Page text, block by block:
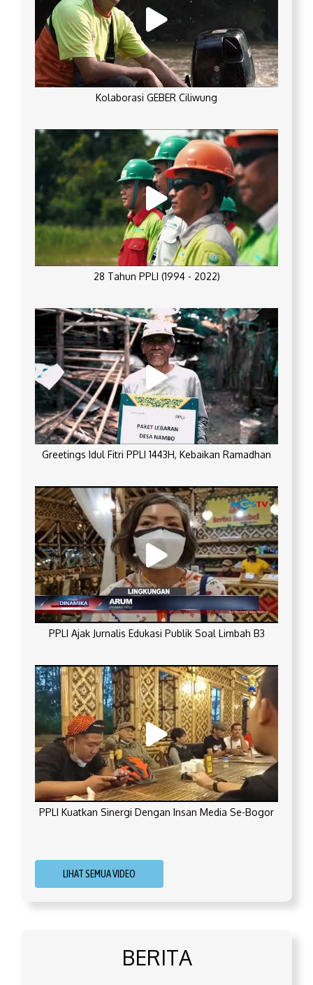
Kolaborasi GEBER Ciliwung
28 Tahun PPLI (1994 - 2022)
Greetings Idul Fitri PPLI 1443H, Kebaikan Ramadhan
PPLI Ajak Jurnalis Edukasi Publik Soal Limbah B3
PPLI Kuatkan Sinergi Dengan Insan Media Se-Bogor
LIHAT SEMUA VIDEO
BERITA